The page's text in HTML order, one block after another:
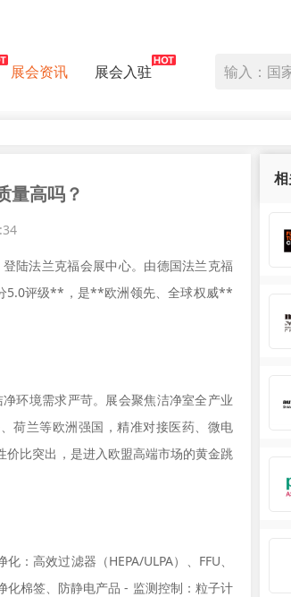
展会资讯 展会入驻 输入：国
量高吗？
登陆法兰克福会展中心。由德国法兰克福
5.0评级**，是**欧洲领先、全球权威**
环境需求严苛。展会聚焦洁净室全产业
荷兰等欧洲强国，精准对接医药、微电
比突出，是进入欧盟高端市场的黄金跳
高效过滤器（HEPA/ULPA）、FFU、
化棉签、防静电产品 - 监测控制：粒子计